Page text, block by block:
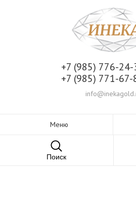
+7 (985) 776-24-
+7 (985) 771-67-
Меню
Поиск